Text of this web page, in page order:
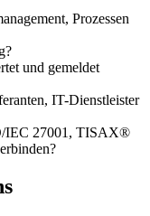
Prozessen
und gemeldet
IT-Dienstleister
IEC 27001, TISAX®